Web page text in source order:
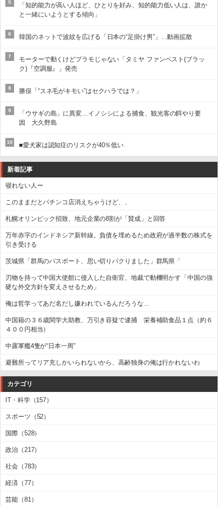
5
「知的能力が高い人ほど、ひとりを好み、知的能力低い人は、誰か
と一緒にいようとする傾向」
6 韓国のネットで波紋を広げる「日本の“足掛け男”」…動画拡散
7
モーターで動くけどプラモじゃない「タミヤ ファンベスト(ブラッ
ク)『空調服』」発売
8 勝俣「“スネ毛がキモい”はセクハラでは？」
9
「ウサギの島」に異変…イノシシによる捕食、観光客の餌やり要
因 大久野島
10 ■愛犬家は認知症のリスクが40％低い
新着記事
寝れない人ー
このままだとパチンコ店消えちゃうけど、、
札幌オリンピック招致、地元企業の8割が「賛成」と回答
万年赤字のインドネシア新幹線。負債を埋めるため政府が過半数の株式を
引き受ける
茨城県「群馬のパスポート、思い切りパクりました」群馬県「
刃物を持って中国大使館に侵入した自衛官、地裁で動機明かす「中国の強
硬な外交方針を変えさせるため」
俺は哲学ってあだ名だし嫌われているんだろうな…
中国籍の３６歳関学大助教、万引き容疑で逮捕 栄養補助食品１点（約６
４００円相当）
中露軍艦4隻が“日本一周”
避難所ってリア充しかいられないから、高齢独身の俺は行かれないわ
カテゴリ
IT・科学（157）
スポーツ（52）
国際（528）
政治（217）
社会（783）
経済（77）
芸能（81）